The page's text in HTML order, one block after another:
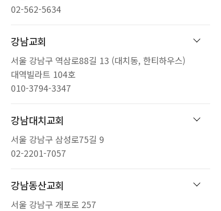
02-562-5634
강남교회
서울 강남구 역삼로88길 13 (대치동, 한티하우스)
대역빌라트 104호
010-3794-3347
강남대치교회
서울 강남구 삼성로75길 9
02-2201-7057
강남동산교회
서울 강남구 개포로 257